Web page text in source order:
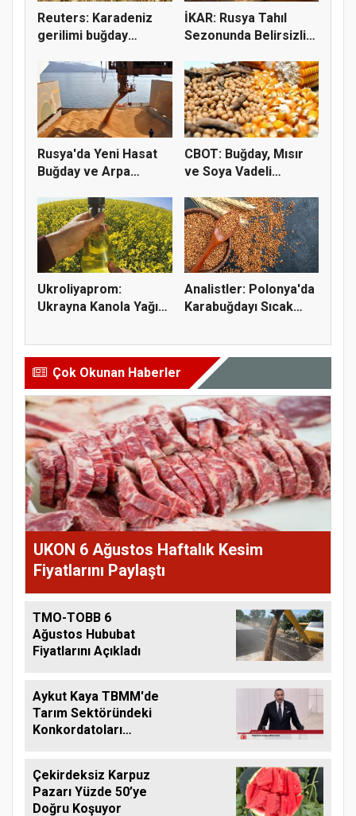
Reuters: Karadeniz
gerilimi buğday
İKAR: Rusya Tahıl
Sezonunda Belirsizlik
Rusya'da Yeni Hasat
Buğday ve Arpa
CBOT: Buğday, Mısır
ve Soya Vadeli
Ukroliyaprom:
Ukrayna Kanola Yağı
Analistler: Polonya'da
Karabuğdayı Sıcak
Çok Okunan Haberler
UKON 6 Ağustos Haftalık Kesim
Fiyatlarını Paylaştı
TMO-TOBB 6
Ağustos Hububat
Fiyatlarını Açıkladı
Aykut Kaya TBMM'de
Tarım Sektöründeki
Konkordatoları
Çekirdeksiz Karpuz
Pazarı Yüzde 50’ye
Doğru Koşuyor